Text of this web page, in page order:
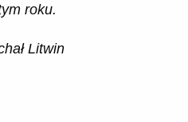
roku.
Litwin